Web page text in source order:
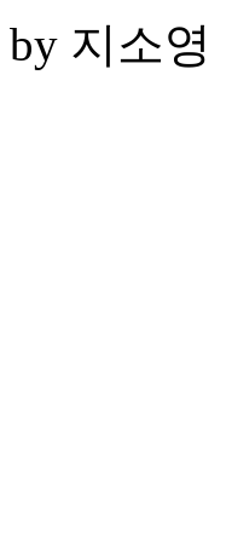
by 지소영